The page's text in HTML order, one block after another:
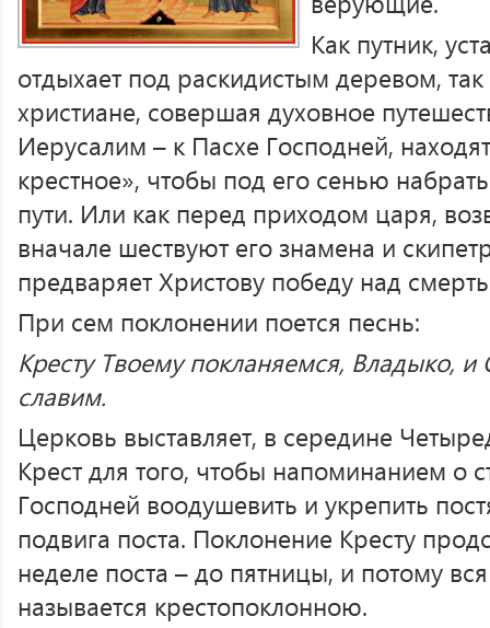
Как путник,
отдыхает под раскидистым деревом,
христиане, совершая духовное
Иерусалим – к Пасхе Господней,
крестное», чтобы под его сенью
пути. Или как перед приходом царя,
вначале шествуют его знамена и
предваряет Христову победу над
При сем поклонении поется песнь:
Кресту Твоему покланяемся, Владыко, и
славим.
Церковь выставляет, в середине
Крест для того, чтобы напоминанием о
Господней воодушевить и укрепить
подвига поста. Поклонение Кресту
неделе поста – до пятницы, и потому
называется крестопоклонною.